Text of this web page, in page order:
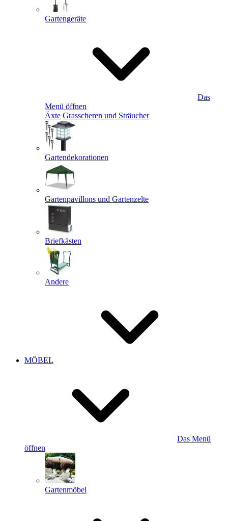
Gartengeräte
Das
Menü öffnen
Äxte Grasscheren und Sträucher
Gartendekorationen
Gartenpavillons und Gartenzelte
Briefkästen
Andere
MÖBEL
Das Menü
öffnen
Gartenmöbel